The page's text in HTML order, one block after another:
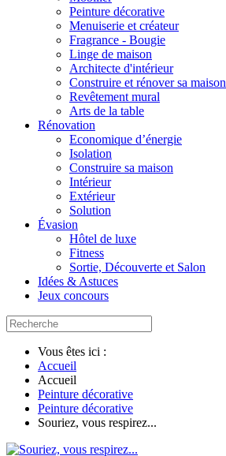
Peinture décorative
Menuiserie et créateur
Fragrance - Bougie
Linge de maison
Architecte d'intérieur
Construire et rénover sa maison
Revêtement mural
Arts de la table
Rénovation
Economique d’énergie
Isolation
Construire sa maison
Intérieur
Extérieur
Solution
Évasion
Hôtel de luxe
Fitness
Sortie, Découverte et Salon
Idées & Astuces
Jeux concours
Vous êtes ici :
Accueil
Accueil
Peinture décorative
Peinture décorative
Souriez, vous respirez...